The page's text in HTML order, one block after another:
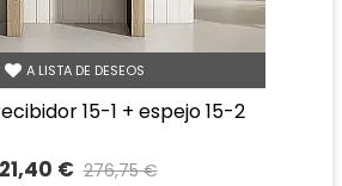
A LISTA DE DESEOS
15-1 + espejo 15-2
€ 276,75 €